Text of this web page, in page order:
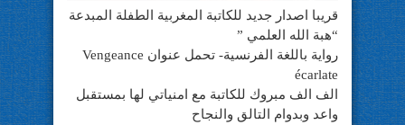
قريبا اصدار جديد للكاتبة المغربية الطفلة المبدعة
“هبة الله العلمي ”
رواية باللغة الفرنسية- تحمل عنوان Vengeance
écarlate
الف الف مبروك للكاتبة مع امنياتي لها بمستقبل
واعد وبدوام التالق والنجاح